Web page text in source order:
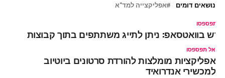
נושאים דומים אפליקצייה למד"א
תפספסו
בוואטסאפ: ניתן לתייג משתתפים בתוך קבוצות
אל תפספסו
אפליקציות מומלצות להורדת סרטונים ביוטיוב
למכשירי אנדרואיד